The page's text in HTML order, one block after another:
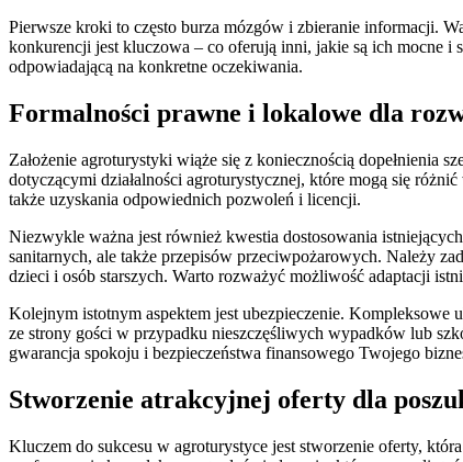
Pierwsze kroki to często burza mózgów i zbieranie informacji.
konkurencji jest kluczowa – co oferują inni, jakie są ich mocne i
odpowiadającą na konkretne oczekiwania.
Formalności prawne i lokalowe dla
Założenie agroturystyki wiąże się z koniecznością dopełnienia
dotyczącymi działalności agroturystycznej, które mogą się
także uzyskania odpowiednich pozwoleń i licencji.
Niezwykle ważna jest również kwestia dostosowania
sanitarnych, ale także przepisów przeciwpożarowych. Należy
dzieci i osób starszych. Warto rozważyć możliwość adaptacji
Kolejnym istotnym aspektem jest ubezpieczenie. Kompleksowe
ze strony gości w przypadku nieszczęśliwych wypadków lub
gwarancja spokoju i bezpieczeństwa finansowego Twojego
Stworzenie atrakcyjnej oferty dla
Kluczem do sukcesu w agroturystyce jest stworzenie oferty,